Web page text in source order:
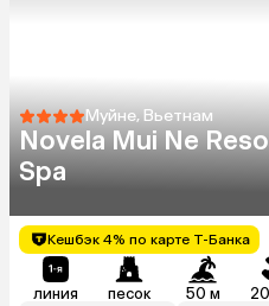
Муйне, Вьетнам
Novela Mui Ne
Spa
Кешбэк 4% по карте Т-Банка
линия песок 50 м